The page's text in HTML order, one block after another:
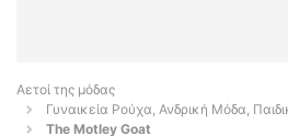
Αετοί της μόδας
Γυναικεία Ρούχα, Ανδρική Μόδα,
The Motley Goat